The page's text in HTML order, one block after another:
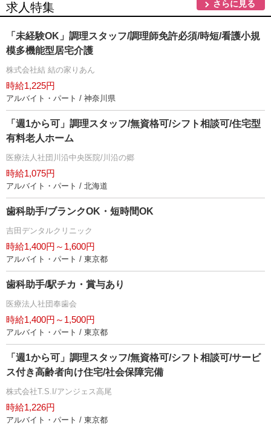
求人特集 さらに見る
「未経験OK」調理スタッフ/調理師免許必須/時短/看護小規
模多機能型居宅介護
株式会社結 結の家りあん
時給1,225円
アルバイト・パート / 神奈川県
「週1から可」調理スタッフ/無資格可/シフト相談可/住宅型
有料老人ホーム
医療法人社団川沿中央医院/川沿の郷
時給1,075円
アルバイト・パート / 北海道
歯科助手/ブランクOK・短時間OK
吉田デンタルクリニック
時給1,400円～1,600円
アルバイト・パート / 東京都
歯科助手/駅チカ・賞与あり
医療法人社団奉歯会
時給1,400円～1,500円
アルバイト・パート / 東京都
「週1から可」調理スタッフ/無資格可/シフト相談可/サービ
ス付き高齢者向け住宅/社会保障完備
株式会社T.S.I/アンジェス高尾
時給1,226円
アルバイト・パート / 東京都